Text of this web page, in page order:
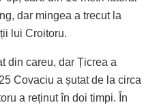
dar mingea a trecut la
lui Croitoru.
din careu, dar Țicrea a
Covaciu a șutat de la circa
a reținut în doi timpi. În